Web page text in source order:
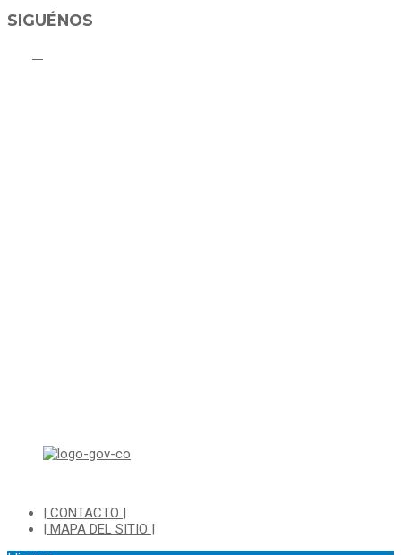
SIGUÉNOS
| CONTACTO |
| MAPA DEL SITIO |